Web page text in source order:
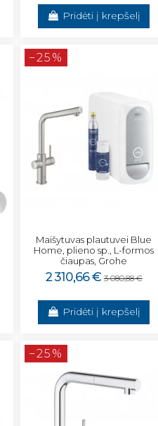
Pridėti į krepšelį
−25%
Maišytuvas plautuvei Blue
Home, plieno sp., L-formos
čiaupas, Grohe
2 310,66 € 3 080,88 €
Pridėti į krepšelį
−25%